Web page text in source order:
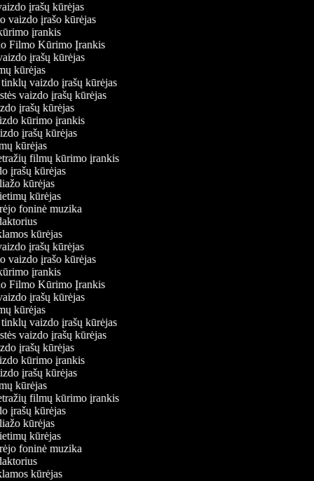
įrašų kūrėjas
vaizdo įrašo kūrėjas
įrankis
Filmo Kūrimo Įrankis
įrašų kūrėjas
kūrėjas
tinklų vaizdo įrašų kūrėjas
vaizdo įrašų kūrėjas
įrašų kūrėjas
kūrimo įrankis
įrašų kūrėjas
kūrėjas
filmų kūrimo įrankis
įrašų kūrėjas
kūrėjas
kūrėjas
foninė muzika
kūrėjas
įrašų kūrėjas
vaizdo įrašo kūrėjas
įrankis
Filmo Kūrimo Įrankis
įrašų kūrėjas
kūrėjas
tinklų vaizdo įrašų kūrėjas
vaizdo įrašų kūrėjas
įrašų kūrėjas
kūrimo įrankis
įrašų kūrėjas
kūrėjas
filmų kūrimo įrankis
įrašų kūrėjas
kūrėjas
kūrėjas
foninė muzika
kūrėjas